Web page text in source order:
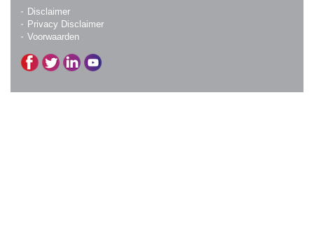
Disclaimer
Privacy Disclaimer
Voorwaarden